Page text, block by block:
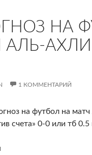
НА
АЛЬ-
1 КОММЕНТАРИЙ
на футбол на
счета» 0-0 или тб